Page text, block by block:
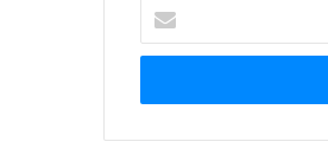
Posta
adresinizi